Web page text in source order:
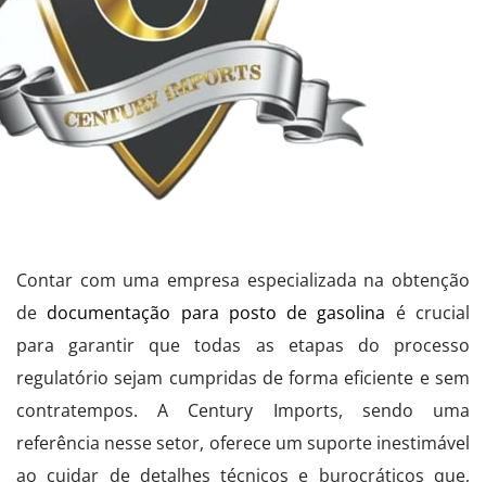
Contar com uma empresa especializada na obtenção
dedocumentação para posto de gasolina é crucial
para garantir que todas as etapas do processo
regulatório sejam cumpridas de forma eficiente e sem
contratempos. A Century Imports, sendo uma
referência nesse setor, oferece um suporte inestimável
ao cuidar de detalhes técnicos e burocráticos que,